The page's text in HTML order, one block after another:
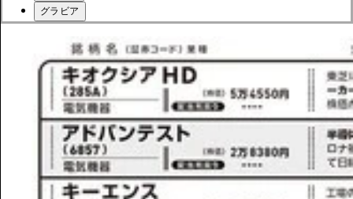
グラビア